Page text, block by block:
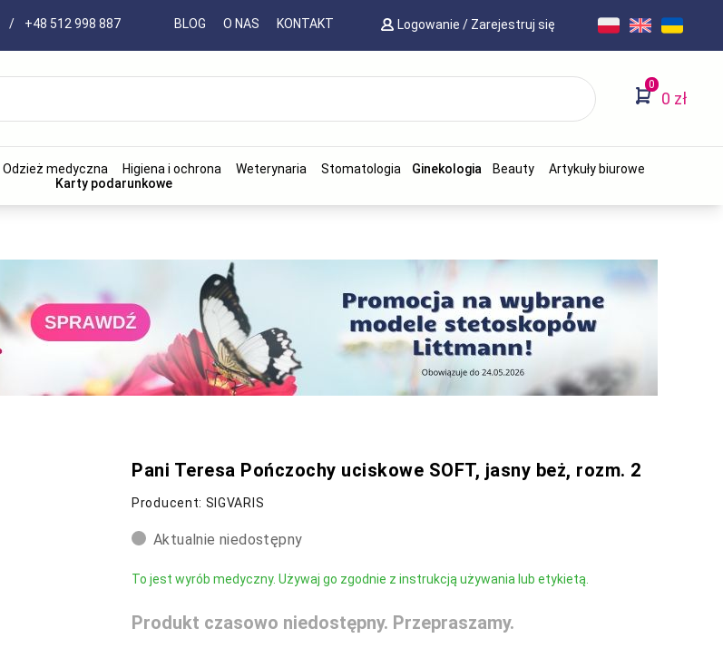
/ +48 512 998 887 BLOG O NAS KONTAKT Logowanie / Zarejestruj się
0
0 zł
Odzież medyczna Higiena i ochrona Weterynaria Stomatologia Ginekologia Beauty
Artykuły biurowe
Karty podarunkowe
Pani Teresa Pończochy uciskowe SOFT, jasny beż, rozm. 2
Producent: SIGVARIS
Aktualnie niedostępny
To jest wyrób medyczny. Używaj go zgodnie z instrukcją używania lub etykietą.
Produkt czasowo niedostępny. Przepraszamy.